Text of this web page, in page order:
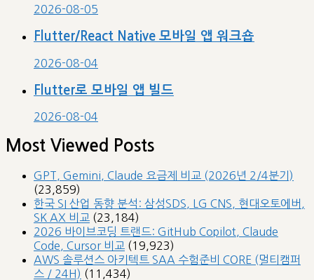
2026-08-05
Flutter/React Native 모바일 앱 워크숍
2026-08-04
Flutter로 모바일 앱 빌드
2026-08-04
Most Viewed Posts
GPT, Gemini, Claude 요금제 비교 (2026년 2/4분기)
(23,859)
한국 SI 산업 동향 분석: 삼성SDS, LG CNS, 현대오토에버,
SK AX 비교 (23,184)
2026 바이브코딩 트랜드: GitHub Copilot, Claude
Code, Cursor 비교 (19,923)
AWS 솔루션스 아키텍트 SAA 수험준비 CORE (멀티캠퍼
스 / 24H) (11,434)